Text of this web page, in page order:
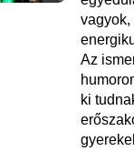
vagyok,
Az
ki